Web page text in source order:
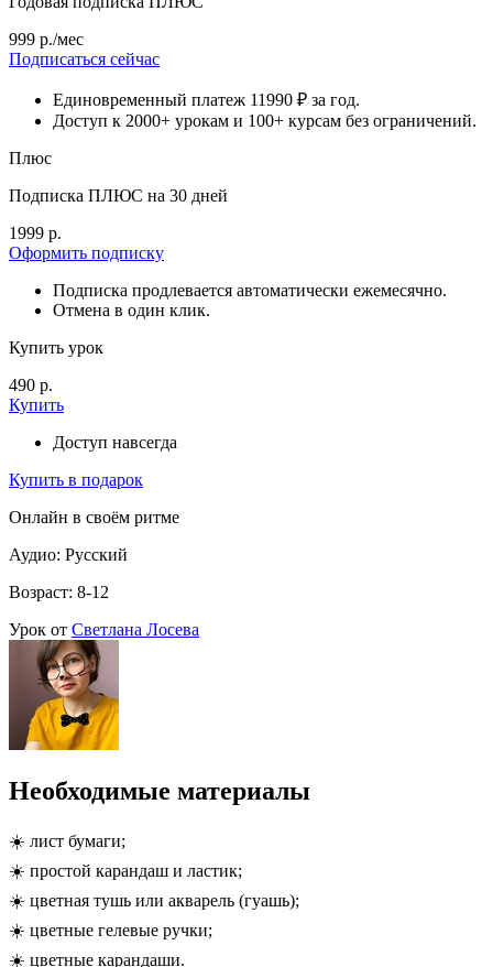
999 р./мес
Подписаться сейчас
Единовременный платеж 11990 ₽ за год.
Доступ к 2000+ урокам и 100+ курсам без ограничений.
Плюс
Подписка ПЛЮС на 30 дней
1999 р.
Оформить подписку
Подписка продлевается автоматически ежемесячно.
Отмена в один клик.
Купить урок
490 р.
Купить
Доступ навсегда
Купить в подарок
Онлайн в своём ритме
Аудио: Русский
Возраст: 8-12
Урок от Светлана Лосева
Необходимые материалы
☀️ лист бумаги;
☀️ простой карандаш и ластик;
☀️ цветная тушь или акварель (гуашь);
☀️ цветные гелевые ручки;
☀️ цветные карандаши.